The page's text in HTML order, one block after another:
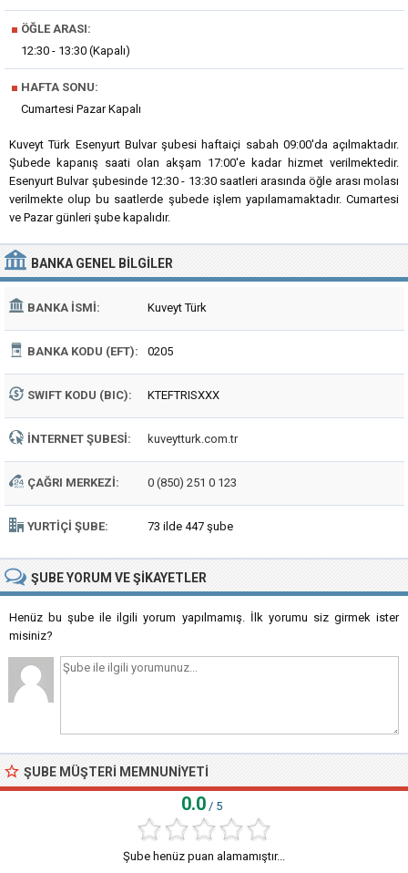
■ ÖĞLE ARASI:
12:30 - 13:30 (Kapalı)
■ HAFTA SONU:
Cumartesi Pazar Kapalı
Kuveyt Türk Esenyurt Bulvar şubesi haftaiçi sabah 09:00'da açılmaktadır.
Şubede kapanış saati olan akşam 17:00'e kadar hizmet verilmektedir.
Esenyurt Bulvar şubesinde 12:30 - 13:30 saatleri arasında öğle arası molası
verilmekte olup bu saatlerde şubede işlem yapılamamaktadır. Cumartesi
ve Pazar günleri şube kapalıdır.
BANKA GENEL BILGILER
BANKA İSMI: Kuveyt Türk
BANKA KODU (EFT): 0205
SWIFT KODU (BIC): KTEFTRISXXX
İNTERNET ŞUBESI: kuveytturk.com.tr
ÇAĞRI MERKEZI: 0 (850) 251 0 123
YURTIÇI ŞUBE: 73 ilde 447 şube
ŞUBEYORUM VE ŞIKAYETLER
Henüz bu şube ile ilgili yorum yapılmamış. İlk yorumu siz girmek ister
misiniz?
ŞUBE MÜŞTERI MEMNUNIYETI
0.0 / 5
Şube henüz puan alamamıştır...